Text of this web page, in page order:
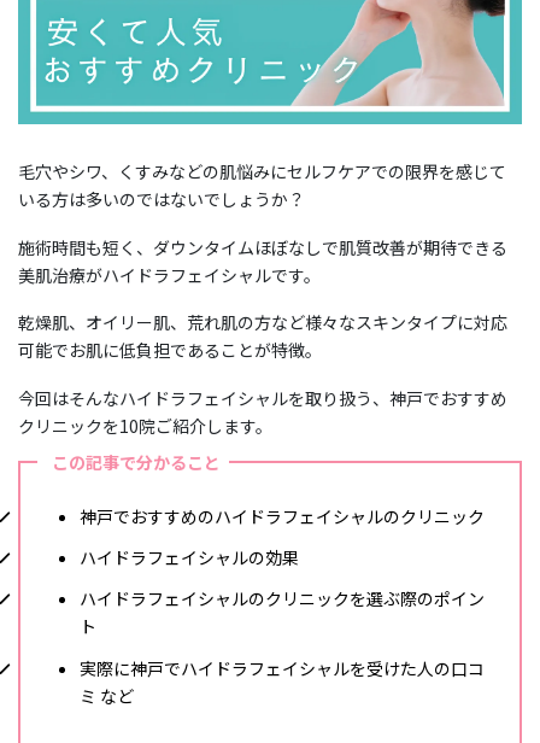
毛穴やシワ、くすみなどの肌悩みにセルフケアでの限界を感じて
いる方は多いのではないでしょうか？
施術時間も短く、ダウンタイムほぼなしで肌質改善が期待できる
美肌治療がハイドラフェイシャルです。
乾燥肌、オイリー肌、荒れ肌の方など様々なスキンタイプに対応
可能でお肌に低負担であることが特徴。
今回はそんなハイドラフェイシャルを取り扱う、神戸でおすすめ
クリニックを10院ご紹介します。
この記事で分かること
神戸でおすすめのハイドラフェイシャルのクリニック
ハイドラフェイシャルの効果
ハイドラフェイシャルのクリニックを選ぶ際のポイン
ト
実際に神戸でハイドラフェイシャルを受けた人の口コ
ミ など